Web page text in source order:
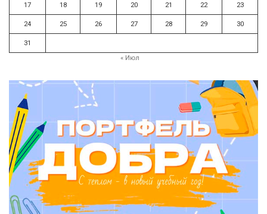
17 18 19 20 21 22 23
24 25 26 27 28 29 30
31
« Июл